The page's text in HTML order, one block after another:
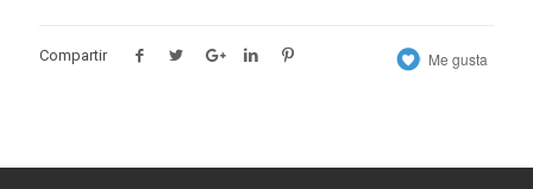
Compartir Me gusta